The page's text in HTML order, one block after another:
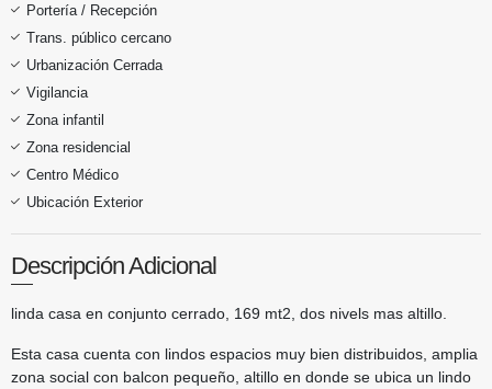
Portería / Recepción
Trans. público cercano
Urbanización Cerrada
Vigilancia
Zona infantil
Zona residencial
Centro Médico
Ubicación Exterior
Descripción Adicional
linda casa en conjunto cerrado, 169 mt2, dos nivels mas altillo.
Esta casa cuenta con lindos espacios muy bien distribuidos, amplia
zona social con balcon pequeño, altillo en donde se ubica un lindo